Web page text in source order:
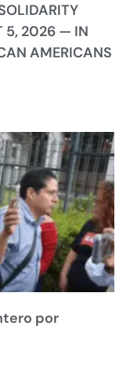
5, 2026 — IN
AMERICANS
por